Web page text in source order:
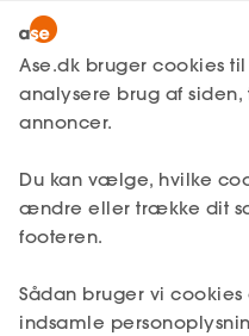
MitAse
Ase Selvstændig
Dokumenter.dk
Lønmodtager
A-kasse
Fagforening
Lønsikring
Få svar
Selvstændig
Ase.dk bruger cookies
analysere brug af
annoncer.
Du kan vælge, hvilke
ændre eller trække dit
footeren.
Sådan bruger vi
indsamle